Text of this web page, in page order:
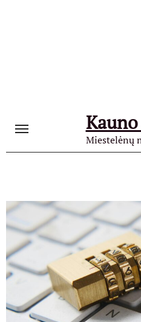
Miestelėnų